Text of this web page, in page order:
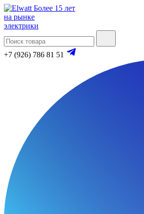
Более 15 лет
на рынке
электрики
+7 (926) 786 81 51